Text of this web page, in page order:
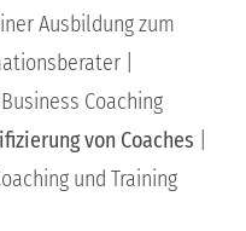
Ausbildung zum
|
Coaching
von Coaches
und Training